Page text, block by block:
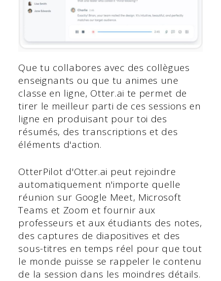
Que tu collabores avec des collègues
enseignants ou que tu animes une
classe en ligne, Otter.ai te permet de
tirer le meilleur parti de ces sessions en
ligne en produisant pour toi des
résumés, des transcriptions et des
éléments d'action.
OtterPilot d'Otter.ai peut rejoindre
automatiquement n'importe quelle
réunion sur Google Meet, Microsoft
Teams et Zoom et fournir aux
professeurs et aux étudiants des notes,
des captures de diapositives et des
sous-titres en temps réel pour que tout
le monde puisse se rappeler le contenu
de la session dans les moindres détails.